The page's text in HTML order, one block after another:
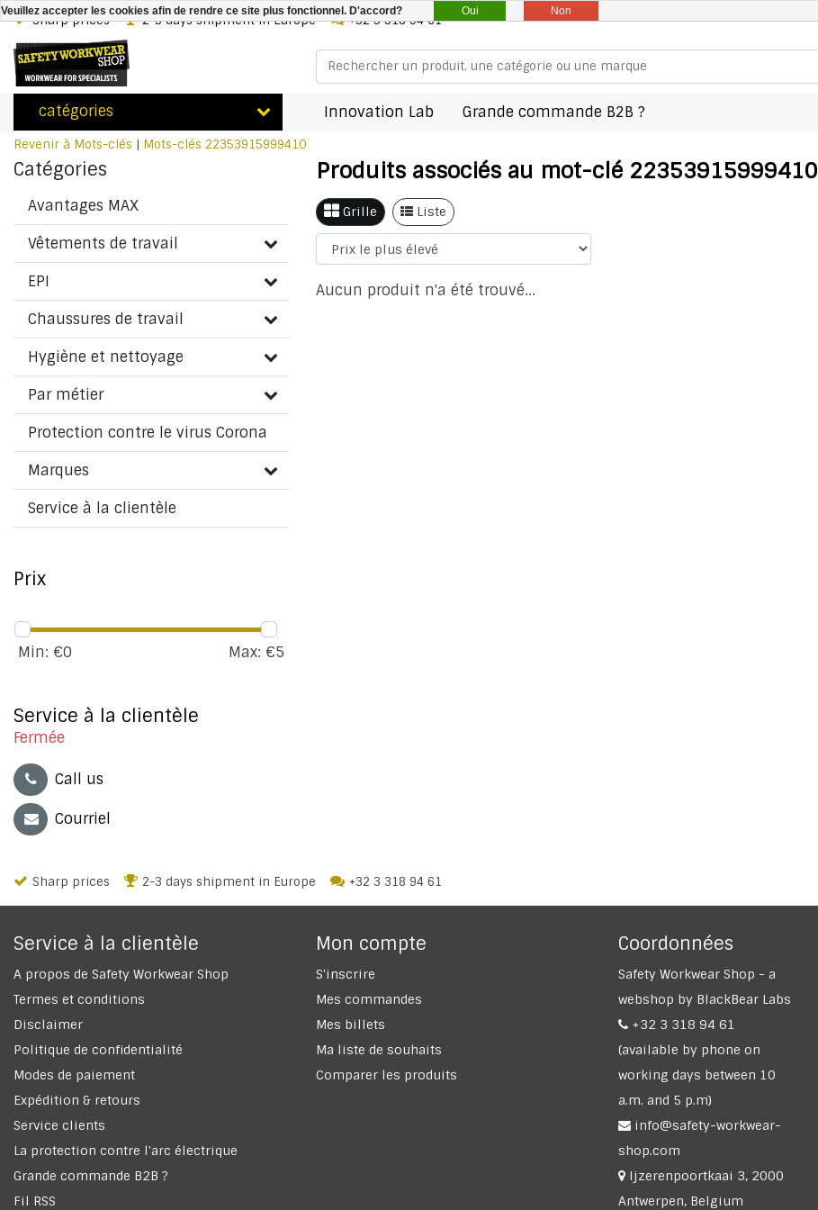
Sharp prices 2-3 days shipment in Europe +32 3 318 94 61
catégories Innovation Lab Grande commande B2B ?
Revenir à Mots-clés | Mots-clés 22353915999410
Catégories
Avantages MAX
Vêtements de travail
EPI
Chaussures de travail
Hygiène et nettoyage
Par métier
Protection contre le virus Corona
Marques
Service à la clientèle
Prix
Min: €0 Max: €5
Service à la clientèle
Fermée
Call us
Courriel
Produits associés au mot-clé 22353915999410
Grille Liste
Aucun produit n'a été trouvé...
Sharp prices 2-3 days shipment in Europe +32 3 318 94 61
Service à la clientèle
A propos de Safety Workwear Shop
Termes et conditions
Disclaimer
Politique de confidentialité
Modes de paiement
Expédition & retours
Service clients
La protection contre l'arc électrique
Grande commande B2B ?
Fil RSS
Mon compte
S'inscrire
Mes commandes
Mes billets
Ma liste de souhaits
Comparer les produits
Coordonnées
Safety Workwear Shop - a
webshop by BlackBear Labs
+32 3 318 94 61
(available by phone on
working days between 10
a.m. and 5 p.m)
info@safety-workwear-
shop.com
Ijzerenpoortkaai 3, 2000
Antwerpen, Belgium
Veuillez accepter les cookies afin de rendre ce site plus fonctionnel. D'accord? Oui Non